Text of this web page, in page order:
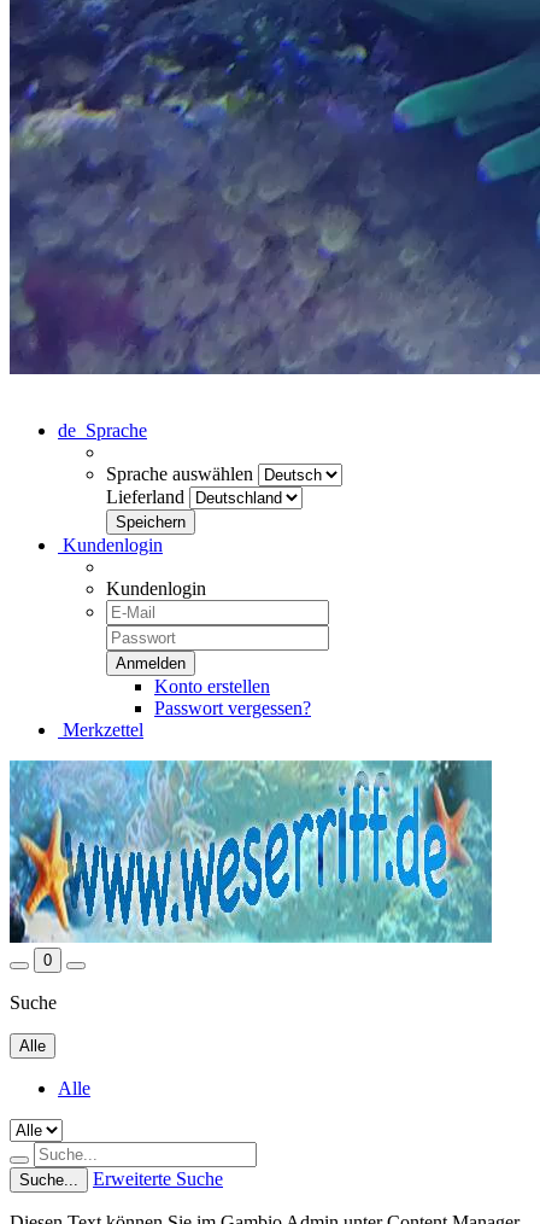
de Sprache
Sprache auswählen
Lieferland
Kundenlogin
Kundenlogin
Konto erstellen
Passwort vergessen?
Merkzettel
0
Suche
Alle
Alle
Suche... Erweiterte Suche